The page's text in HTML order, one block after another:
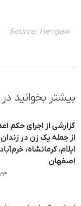
Source: Hengaw
بیشتر بخوانید
از جملە یک زن در
ایلام، کرمانشاه،
اصفهان
۲۳ بهمن ۱۴۰۴، ۱۲:۴۸